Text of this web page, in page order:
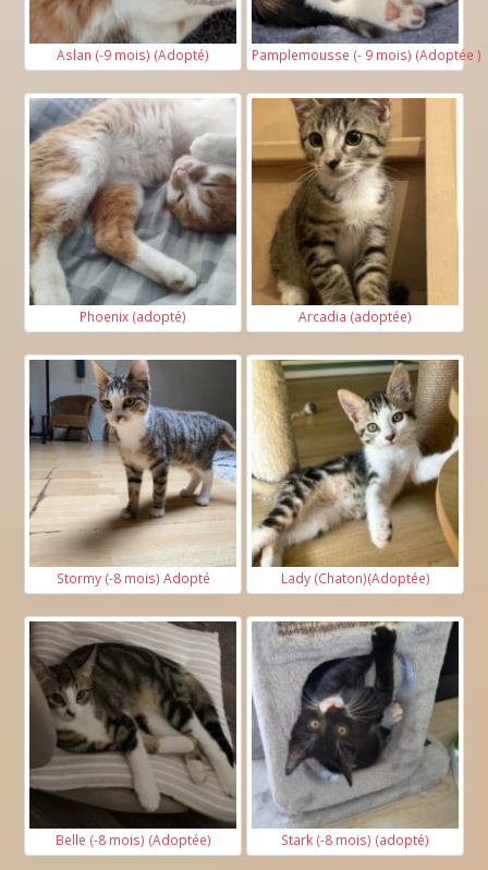
Aslan (-9 mois) (Adopté) Pamplemousse (- 9 mois) (Adoptée )
Phoenix (adopté) Arcadia (adoptée)
Stormy (-8 mois) Adopté Lady (Chaton)(Adoptée)
Belle (-8 mois) (Adoptée) Stark (-8 mois) (adopté)